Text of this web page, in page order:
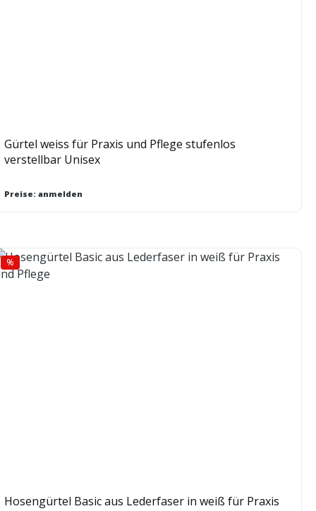
Gürtel weiss für Praxis und Pflege stufenlos
verstellbar Unisex
Preise: anmelden
Rabatt
%
Hosengürtel Basic aus Lederfaser in weiß für Praxis